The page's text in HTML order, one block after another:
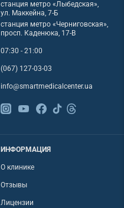
станция метро «Лыбедская»,
ул. Маккейна, 7-Б
станция метро «Черниговская»,
просп. Каденюка, 17-В
07:30 - 21:00
(067) 127-03-03
info@smartmedicalcenter.ua
ИНФОРМАЦИЯ
О клинике
Отзывы
Лицензии